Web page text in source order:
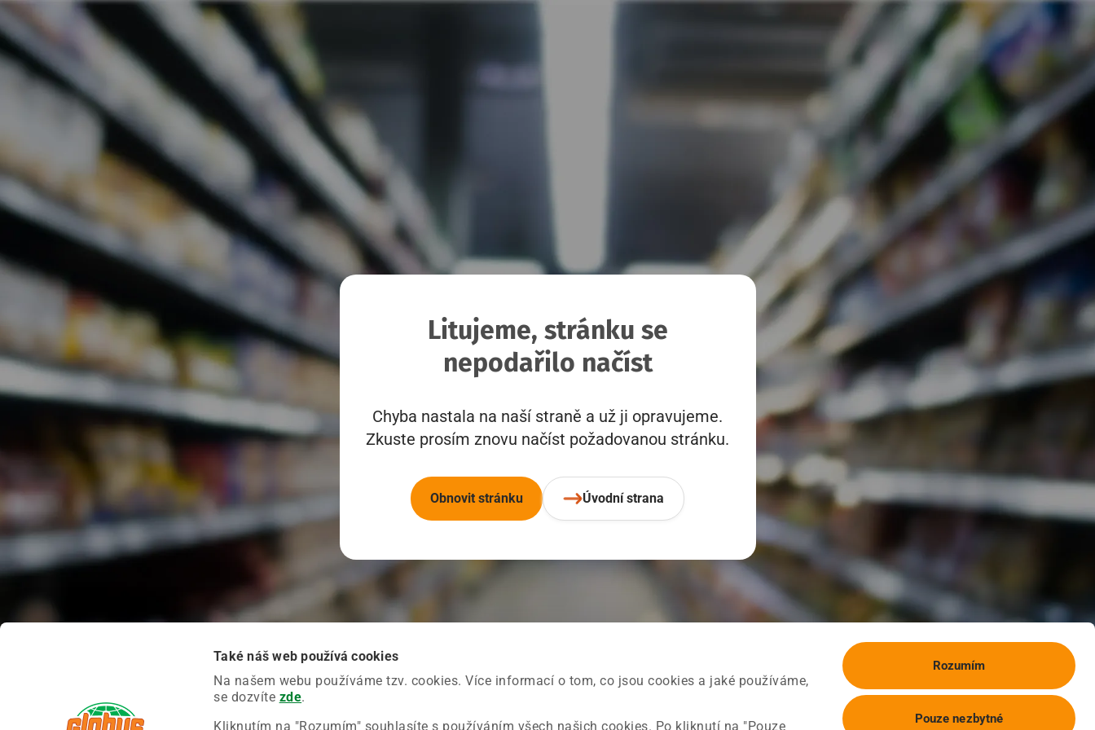
Také náš web používá cookies
Na našem webu používáme tzv. cookies. Více informací o tom, co jsou cookies a jaké používáme,
se dozvíte zde.
Kliknutím na "Rozumím" souhlasíte s používáním všech našich cookies. Po kliknutí na "Pouze
Rozumím
Pouze nezbytné
Litujeme, stránku se
nepodařilo načíst
Chyba nastala na naší straně a už ji opravujeme.
Zkuste prosím znovu načíst požadovanou stránku.
Obnovit stránku Úvodní strana